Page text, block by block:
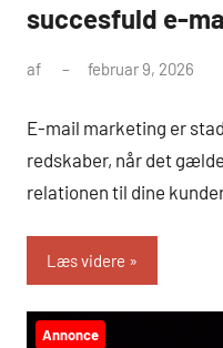
succesfuld e-
af februar 9, 2026
E-mail marketing er
redskaber, når det
relationen til dine
Læs videre
Annonce